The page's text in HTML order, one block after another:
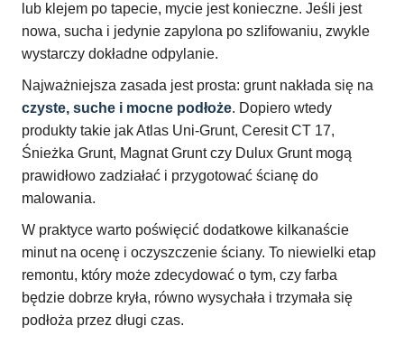
lub klejem po tapecie, mycie jest konieczne. Jeśli jest
nowa, sucha i jedynie zapylona po szlifowaniu, zwykle
wystarczy dokładne odpylanie.
Najważniejsza zasada jest prosta: grunt nakłada się na
czyste, suche i mocne podłoże. Dopiero wtedy
produkty takie jak Atlas Uni-Grunt, Ceresit CT 17,
Śnieżka Grunt, Magnat Grunt czy Dulux Grunt mogą
prawidłowo zadziałać i przygotować ścianę do
malowania.
W praktyce warto poświęcić dodatkowe kilkanaście
minut na ocenę i oczyszczenie ściany. To niewielki etap
remontu, który może zdecydować o tym, czy farba
będzie dobrze kryła, równo wysychała i trzymała się
podłoża przez długi czas.